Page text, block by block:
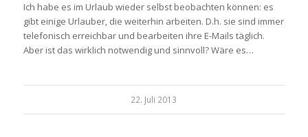
Ich habe es im Urlaub wieder selbst beobachten können: es
gibt einige Urlauber, die weiterhin arbeiten. D.h. sie sind immer
telefonisch erreichbar und bearbeiten ihre E-Mails täglich.
Aber ist das wirklich notwendig und sinnvoll? Wäre es…
22. Juli 2013